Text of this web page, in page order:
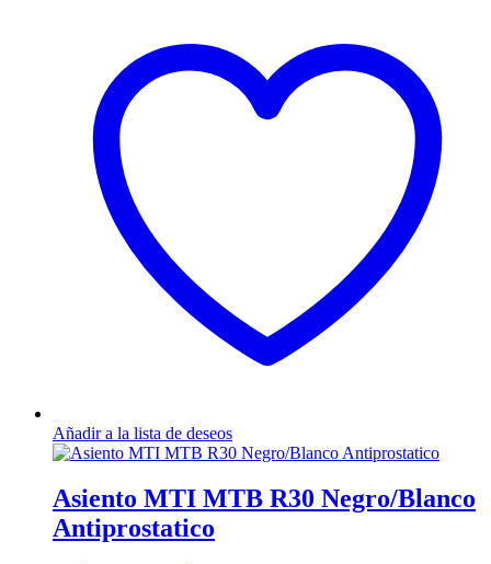
Añadir a la lista de deseos
Asiento MTI MTB R30 Negro/Blanco
Antiprostatico